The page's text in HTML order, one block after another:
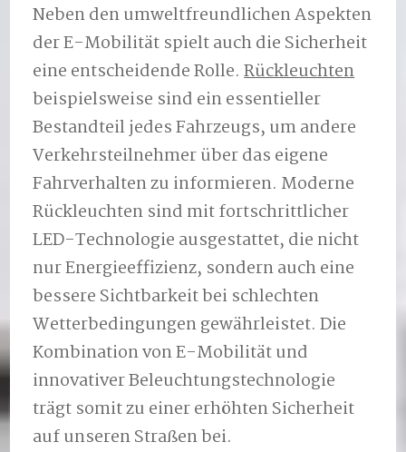
Neben den umweltfreundlichen Aspekten
der E-Mobilität spielt auch die Sicherheit
eine entscheidende Rolle.Rückleuchten
beispielsweise sind ein essentieller
Bestandteil jedes Fahrzeugs, um andere
Verkehrsteilnehmer über das eigene
Fahrverhalten zu informieren. Moderne
Rückleuchten sind mit fortschrittlicher
LED-Technologie ausgestattet, die nicht
nur Energieeffizienz, sondern auch eine
bessere Sichtbarkeit bei schlechten
Wetterbedingungen gewährleistet. Die
Kombination von E-Mobilität und
innovativer Beleuchtungstechnologie
trägt somit zu einer erhöhten Sicherheit
auf unseren Straßen bei.